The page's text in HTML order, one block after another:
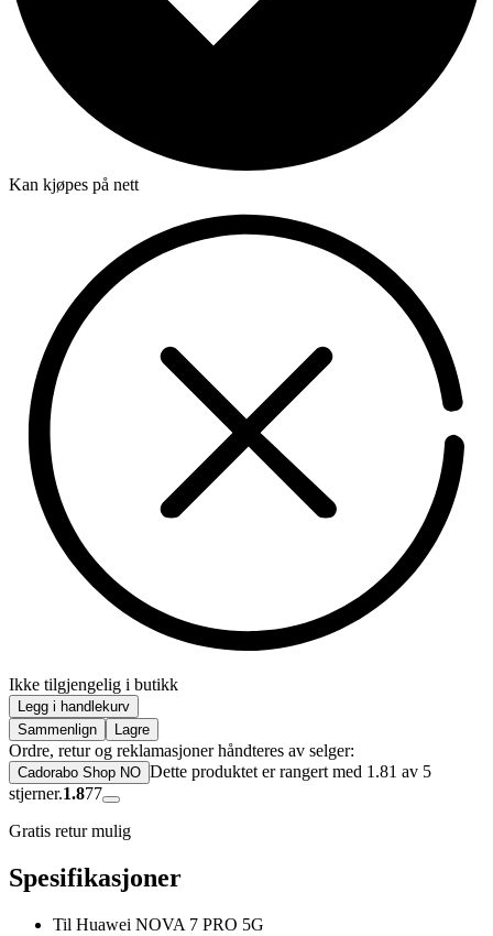
Kan kjøpes på nett
Ikke tilgjengelig i butikk
Legg i handlekurv
Sammenlign
Lagre
Ordre, retur og reklamasjoner håndteres av selger:
Cadorabo Shop NO Dette produktet er rangert med 1.81 av 5
stjerner.1.877
Gratis retur mulig
Spesifikasjoner
Til Huawei NOVA 7 PRO 5G